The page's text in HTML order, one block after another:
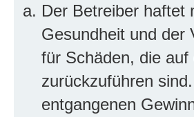
Der Betreiber haftet
Gesundheit und der
für Schäden, die
zurückzuführen
entgangenen